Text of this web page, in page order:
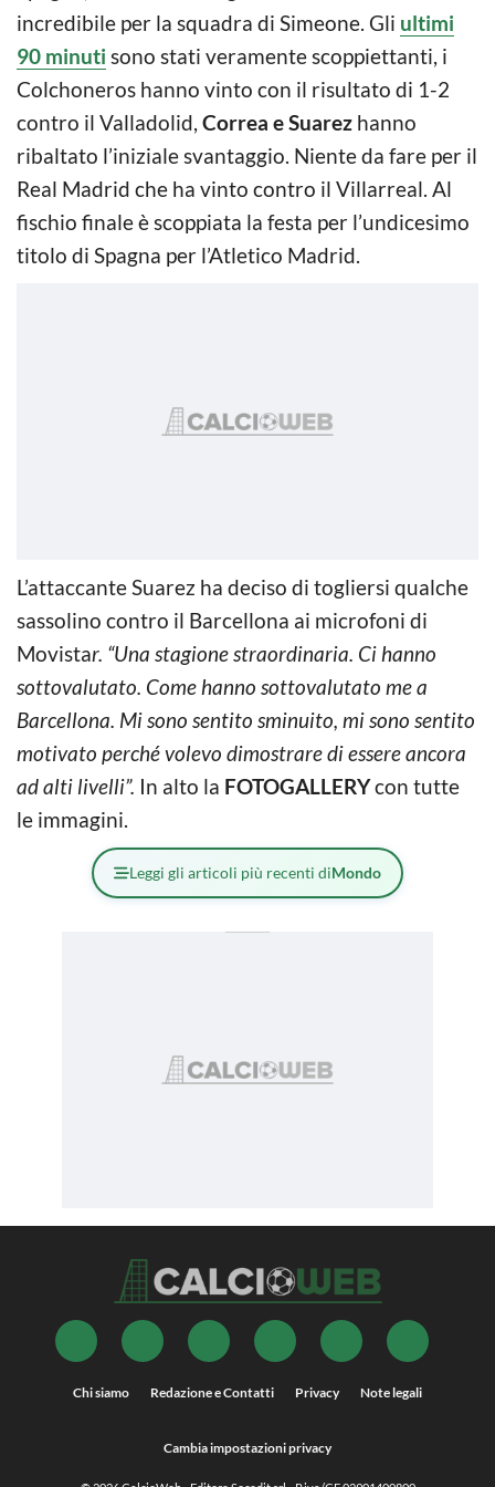
incredibile per la squadra di Simeone. Gli ultimi
90 minuti sono stati veramente scoppiettanti, i
Colchoneros hanno vinto con il risultato di 1-2
contro il Valladolid, Correa e Suarez hanno
ribaltato l’iniziale svantaggio. Niente da fare per il
Real Madrid che ha vinto contro il Villarreal. Al
fischio finale è scoppiata la festa per l’undicesimo
titolo di Spagna per l’Atletico Madrid.
L’attaccante Suarez ha deciso di togliersi qualche
sassolino contro il Barcellona ai microfoni di
Movistar. “Una stagione straordinaria. Ci hanno
sottovalutato. Come hanno sottovalutato me a
Barcellona. Mi sono sentito sminuito, mi sono sentito
motivato perché volevo dimostrare di essere ancora
ad alti livelli”. In alto la FOTOGALLERYcon tutte
le immagini.
Leggi gli articoli più recenti diMondo
Chi siamo Redazione e Contatti Privacy Note legali
Cambia impostazioni privacy